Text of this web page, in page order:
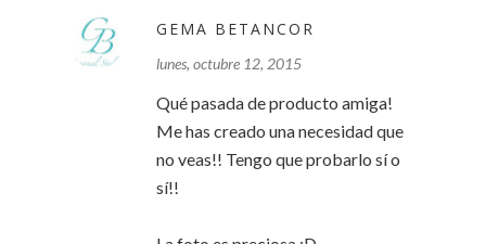
GEMA BETANCOR
lunes, octubre 12, 2015
Qué pasada de producto amiga!
Me has creado una necesidad que
no veas!! Tengo que probarlo sí o
sí!!